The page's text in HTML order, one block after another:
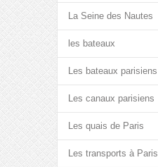
La Seine des Nautes
les bateaux
Les bateaux parisiens
Les canaux parisiens
Les quais de Paris
Les transports à Paris